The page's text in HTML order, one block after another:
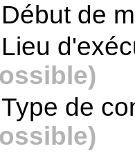
Début de
Lieu
Type de